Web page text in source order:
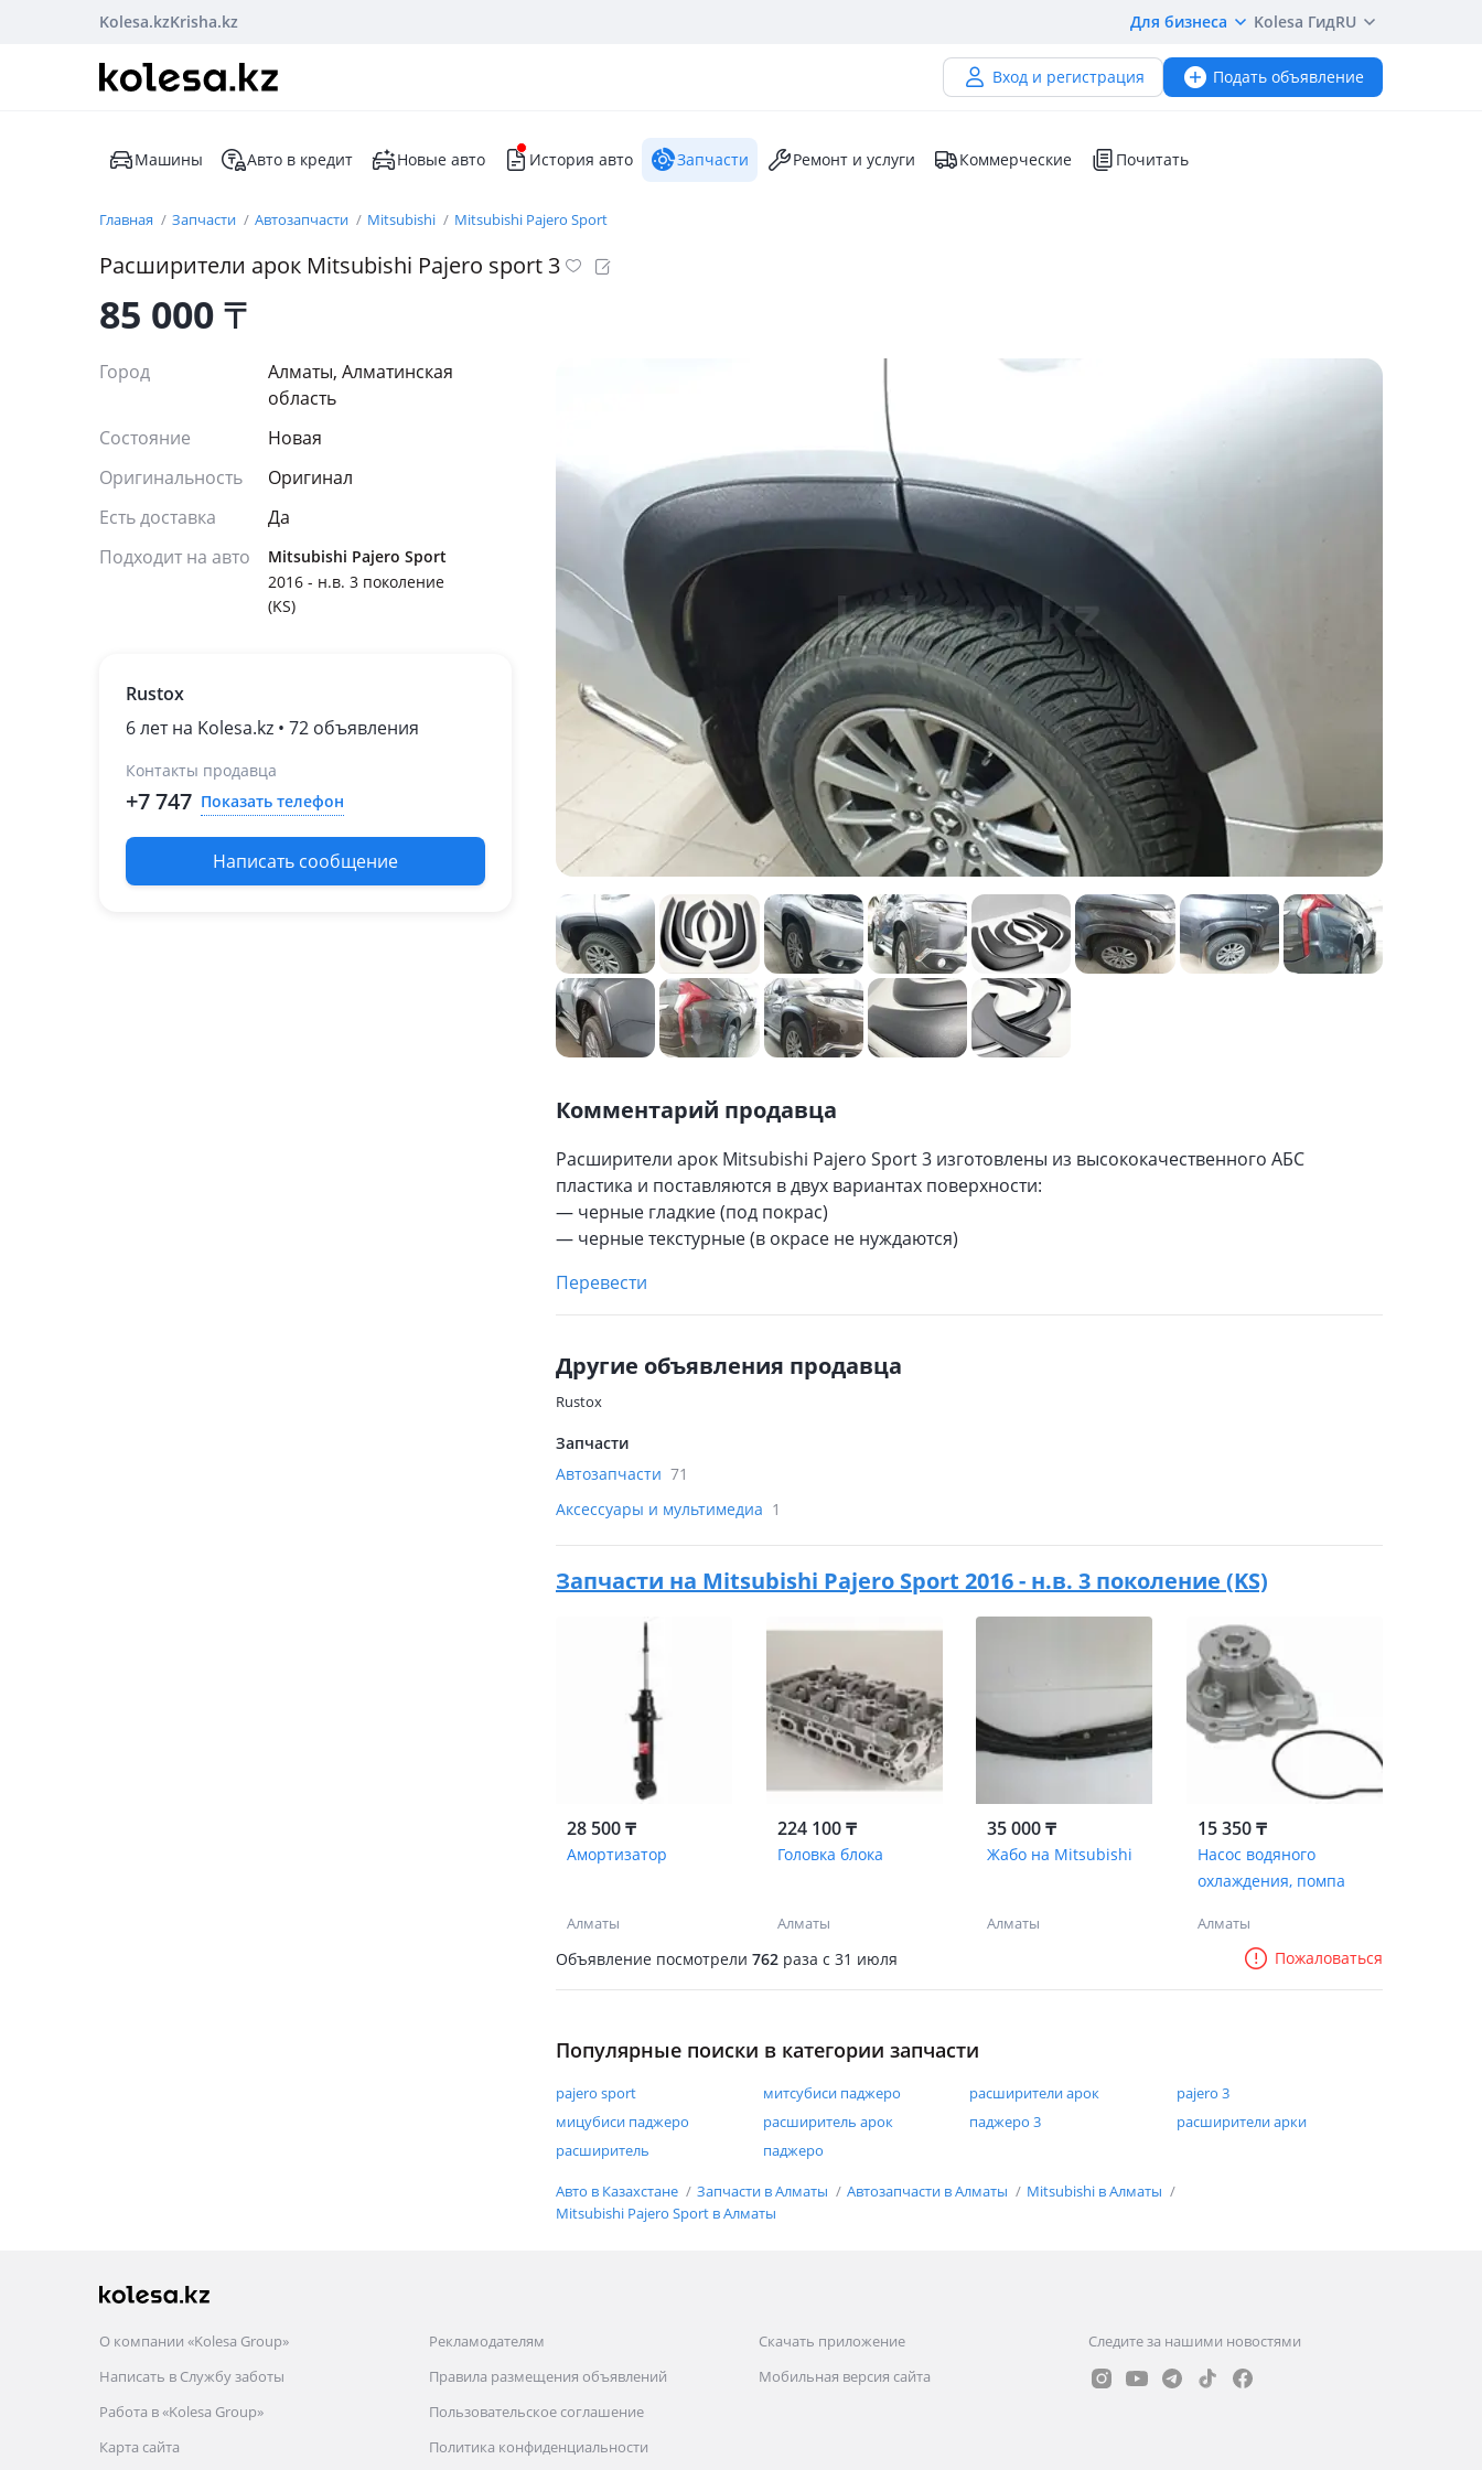
Kolesa.kzKrisha.kz Для бизнеса Kolesa ГидRU
Вход и регистрация Подать объявление
Машины Авто в кредит Новые авто История авто Запчасти Ремонт и услуги Коммерческие Почитать
Главная Запчасти Автозапчасти Mitsubishi Mitsubishi Pajero Sport
Расширители арок Mitsubishi Pajero sport 3
85 000₸
Город
Алматы, Алматинская
область
Состояние
Новая
Оригинальность
Оригинал
Есть доставка
Да
Подходит на авто
Mitsubishi Pajero Sport
2016 - н.в. 3 поколение
(KS)
Rustox
6 лет на Kolesa.kz • 72 объявления
Контакты продавца
+7 747 Показать телефон
Написать сообщение
Комментарий продавца
Расширители арок Mitsubishi Pajero Sport 3 изготовлены из высококачественного АБС
пластика и поставляются в двух вариантах поверхности:
— черные гладкие (под покрас)
— черные текстурные (в окрасе не нуждаются)
Перевести
Другие объявления продавца
Rustox
Запчасти
Автозапчасти 71
Аксессуары и мультимедиа 1
Запчасти на Mitsubishi Pajero Sport 2016 - н.в. 3 поколение (KS)
28 500 ₸
Амортизатор
Алматы
224 100 ₸
Головка блока
Алматы
35 000 ₸
Жабо на Mitsubishi
Алматы
15 350 ₸
Насос водяного
охлаждения, помпа
Алматы
Объявление посмотрели 762 раза c 31 июля Пожаловаться
Популярные поиски в категории запчасти
pajero sport митсубиси паджеро расширители арок
pajero 3
мицубиси паджеро
расширитель арок паджеро 3
расширители арки
расширитель
паджеро
Авто в Казахстане Запчасти в Алматы Автозапчасти в Алматы
Mitsubishi в Алматы
Mitsubishi Pajero Sport в Алматы
О компании «Kolesa Group»
Написать в Службу заботы
Работа в «Kolesa Group»
Карта сайта
Рекламодателям
Правила размещения объявлений
Пользовательское соглашение
Политика конфиденциальности
Скачать приложение
Мобильная версия сайта
Следите за нашими новостями